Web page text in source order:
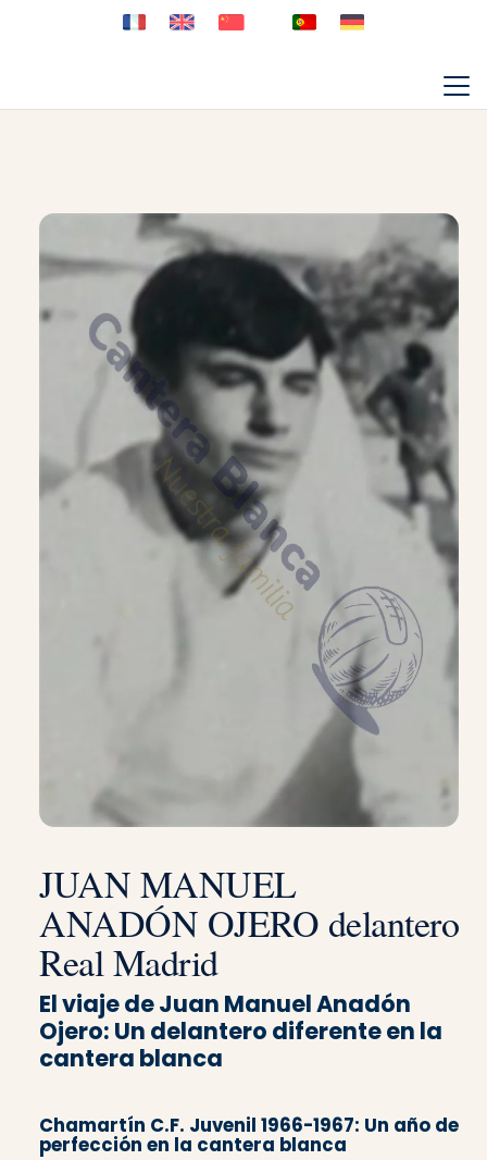
JUAN MANUEL
ANADÓN OJERO delantero
Real Madrid
El viaje de Juan Manuel Anadón
Ojero: Un delantero diferente en la
cantera blanca
Chamartín C.F. Juvenil 1966-1967: Un año de
perfección en la cantera blanca